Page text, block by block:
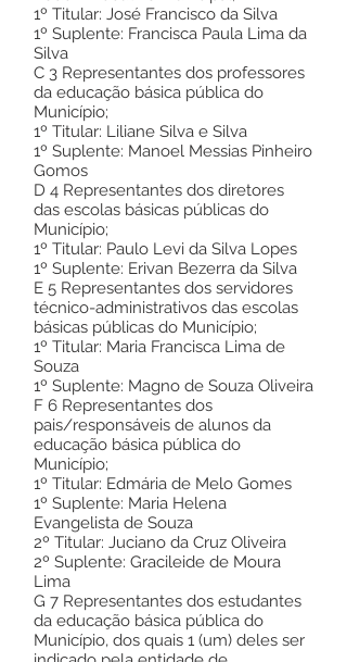
1º Titular: José Francisco da Silva
1º Suplente: Francisca Paula Lima da
Silva
C 3 Representantes dos professores
da educação básica pública do
Município;
1º Titular: Liliane Silva e Silva
1º Suplente: Manoel Messias Pinheiro
Gomos
D 4 Representantes dos diretores
das escolas básicas públicas do
Município;
1º Titular: Paulo Levi da Silva Lopes
1º Suplente: Erivan Bezerra da Silva
E 5 Representantes dos servidores
técnico-administrativos das escolas
básicas públicas do Município;
1º Titular: Maria Francisca Lima de
Souza
1º Suplente: Magno de Souza Oliveira
F 6 Representantes dos
pais/responsáveis de alunos da
educação básica pública do
Município;
1º Titular: Edmária de Melo Gomes
1º Suplente: Maria Helena
Evangelista de Souza
2º Titular: Juciano da Cruz Oliveira
2º Suplente: Gracileide de Moura
Lima
G 7 Representantes dos estudantes
da educação básica pública do
Município, dos quais 1 (um) deles ser